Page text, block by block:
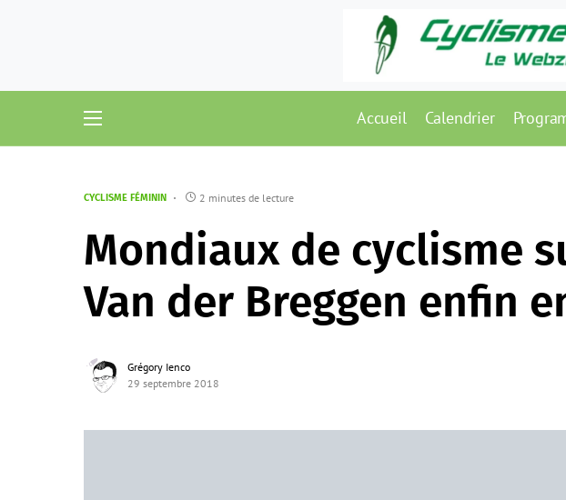
Accueil Calendrier
CYCLISME FÉMININ 2 minutes de lecture
Mondiaux de cyclisme
Van der Breggen enfin
Grégory Ienco
29 septembre 2018